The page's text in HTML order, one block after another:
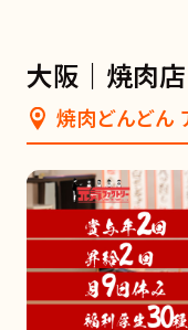
大阪｜焼肉
焼肉どんどん